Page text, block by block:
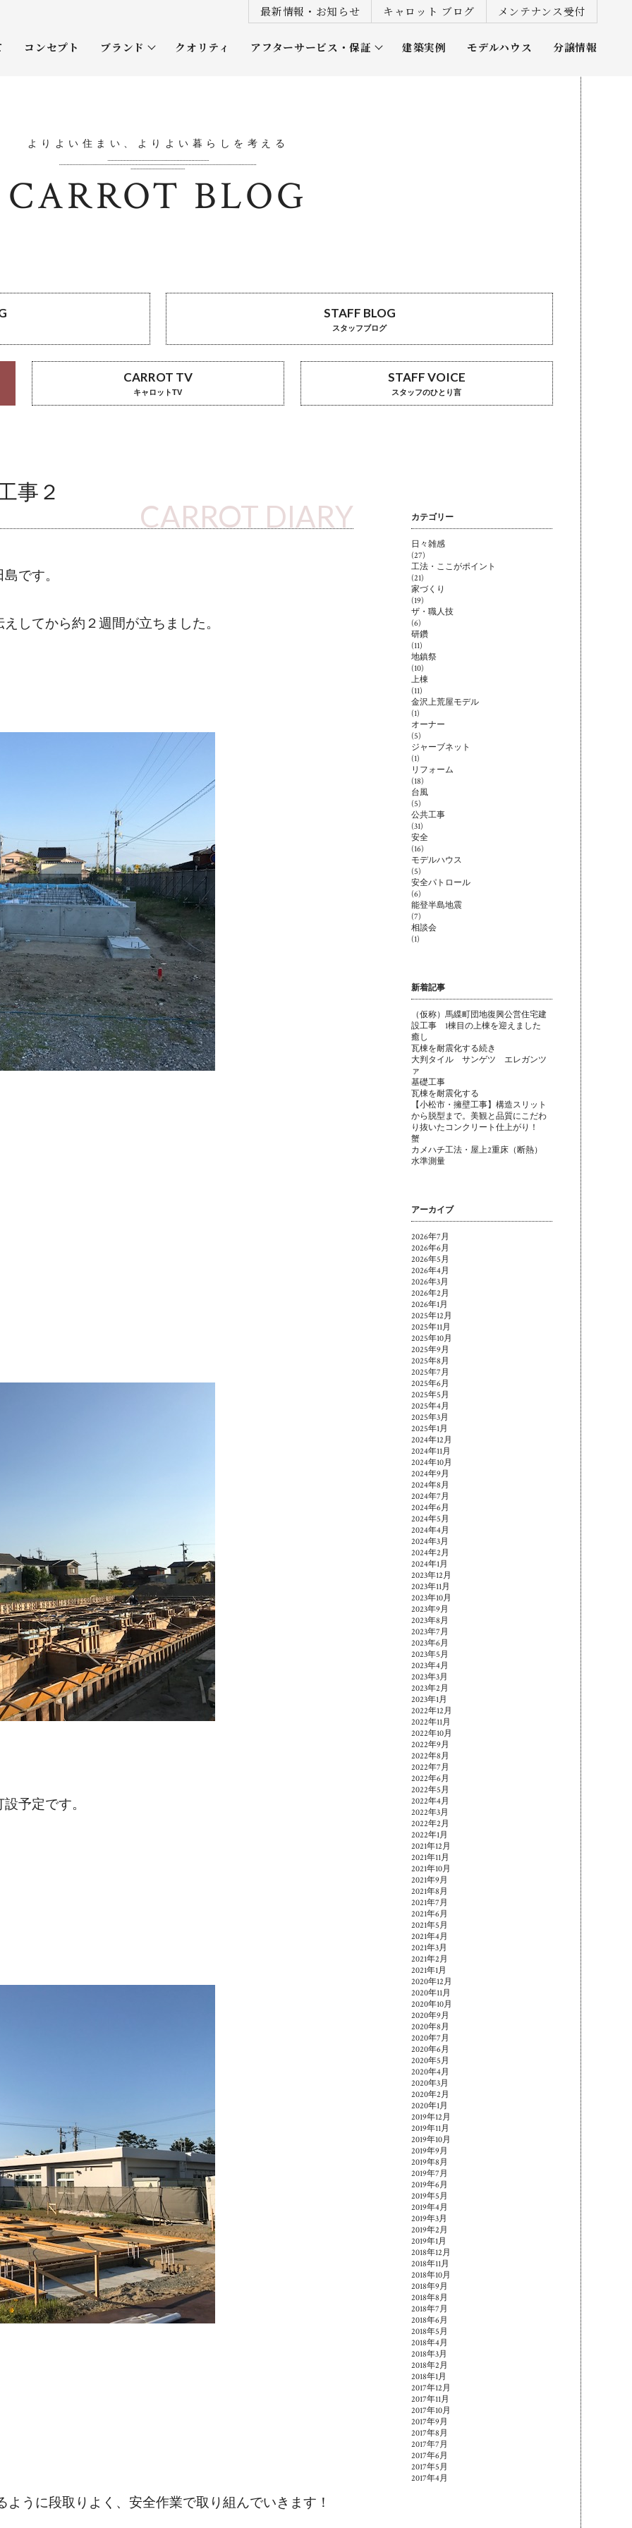
最新情報・お知らせ キャロット ブログ メンテナンス受付
コンセプト ブランド
平屋
クオリティ アフターサービス・保証 建築実例 モデルハウス 分譲情報
よりよい住まい、よりよい暮らしを考える
CARROT BLOG
STAFF BLOG
スタッフブログ
CARROT TV
キャロットTV
STAFF VOICE
スタッフのひとり言
事２
CARROT DIARY
です。
してから約２週間が立ちました。
予定です。
うに段取りよく、安全作業で取り組んでいきます！
カテゴリー
日々雑感
(27)
工法・ここがポイント
(21)
家づくり
(19)
ザ・職人技
(6)
研鑽
(11)
地鎮祭
(10)
上棟
(11)
金沢上荒屋モデル
(1)
オーナー
(5)
ジャーブネット
(1)
リフォーム
(18)
台風
(5)
公共工事
(31)
安全
(16)
モデルハウス
(5)
安全パトロール
(6)
能登半島地震
(7)
相談会
(1)
新着記事
（仮称）馬緤町団地復興公営住宅建
設工事 1棟目の上棟を迎えました
癒し
瓦棟を耐震化する続き
大判タイル サンゲツ エレガンツ
ァ
基礎工事
瓦棟を耐震化する
【小松市・擁壁工事】構造スリット
から脱型まで。美観と品質にこだわ
り抜いたコンクリート仕上がり！
蟹
カメハチ工法・屋上2重床（断熱）
水準測量
アーカイブ
2026年7月
2026年6月
2026年5月
2026年4月
2026年3月
2026年2月
2026年1月
2025年12月
2025年11月
2025年10月
2025年9月
2025年8月
2025年7月
2025年6月
2025年5月
2025年4月
2025年3月
2025年1月
2024年12月
2024年11月
2024年10月
2024年9月
2024年8月
2024年7月
2024年6月
2024年5月
2024年4月
2024年3月
2024年2月
2024年1月
2023年12月
2023年11月
2023年10月
2023年9月
2023年8月
2023年7月
2023年6月
2023年5月
2023年4月
2023年3月
2023年2月
2023年1月
2022年12月
2022年11月
2022年10月
2022年9月
2022年8月
2022年7月
2022年6月
2022年5月
2022年4月
2022年3月
2022年2月
2022年1月
2021年12月
2021年11月
2021年10月
2021年9月
2021年8月
2021年7月
2021年6月
2021年5月
2021年4月
2021年3月
2021年2月
2021年1月
2020年12月
2020年11月
2020年10月
2020年9月
2020年8月
2020年7月
2020年6月
2020年5月
2020年4月
2020年3月
2020年2月
2020年1月
2019年12月
2019年11月
2019年10月
2019年9月
2019年8月
2019年7月
2019年6月
2019年5月
2019年4月
2019年3月
2019年2月
2019年1月
2018年12月
2018年11月
2018年10月
2018年9月
2018年8月
2018年7月
2018年6月
2018年5月
2018年4月
2018年3月
2018年2月
2018年1月
2017年12月
2017年11月
2017年10月
2017年9月
2017年8月
2017年7月
2017年6月
2017年5月
2017年4月